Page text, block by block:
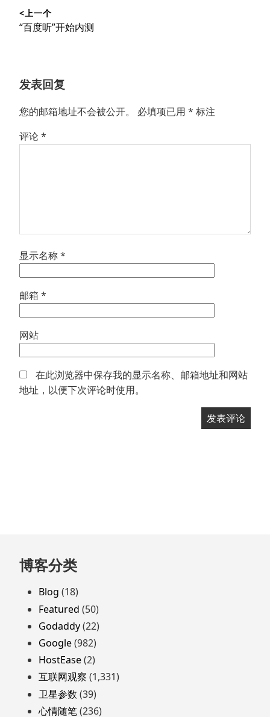
章
<上一个
上
“百度听”开始内测
发表回复
您的邮箱地址不会被公开。 必填项已用 * 标注
评论*
显示名称*
邮箱 *
网站
在此浏览器中保存我的显示名称、邮箱地址和网站
地址，以便下次评论时使用。
跳
至
页
脚
博客分类
Blog (18)
Featured (50)
Godaddy(22)
Google(982)
HostEase(2)
互联网观察 (1,331)
卫星参数 (39)
心情随笔(236)